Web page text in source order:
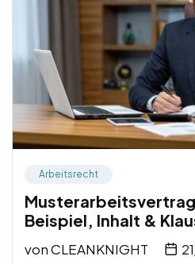
Arbeitsrecht
Beispiel, Inhalt &
vonCLEANKNIGHT